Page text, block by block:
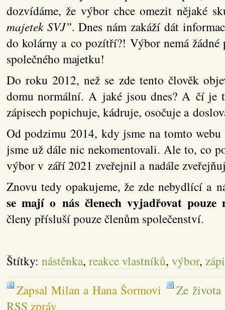
dozvídáme, že výbor chce omezit nějaké
majetek SVJ”. Dnes nám zakáží dát
do kolárny a co pozítří?! Výbor nemá
společného majetku!
Do roku 2012, než se zde tento člověk
domu normální. A jaké jsou dnes? A čí je
zápisech popichuje, kádruje, osočuje a
Od podzimu 2014, kdy jsme na tomto
jsme už dále nic nekomentovali. Ale to, co
výbor v září 2021 zveřejnil a nadále
Znovu tedy opakujeme, že zde nebydlící a
se mají o nás členech vyjadřovat pouze
členy přísluší pouze členům společenství.
Štítky: nástěnka, reakce vlastníků, výbor,
Zapsal Milan a Hana Šormovi
Ze života
RSS zpráv